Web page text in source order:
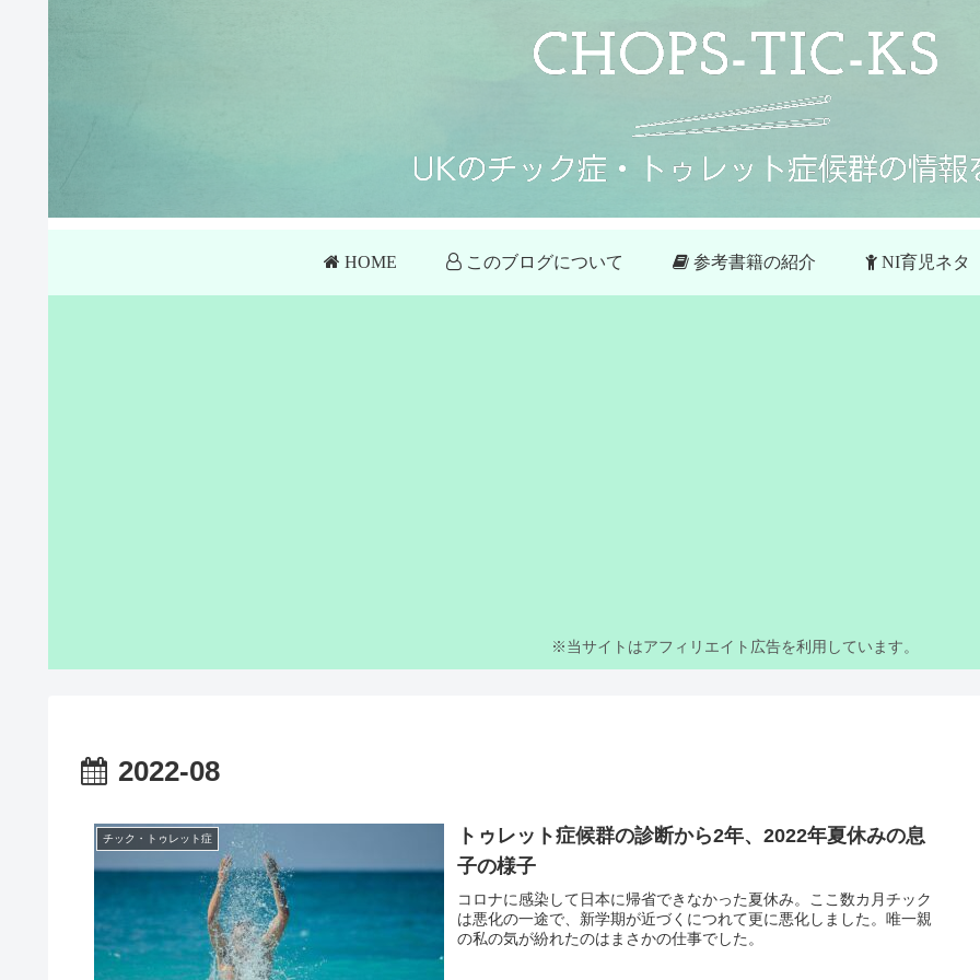
HOME このブログについて 参考書籍の紹介 NI育児ネタ
※当サイトはアフィリエイト広告を利用しています。
2022-08
チック・トゥレット症
トゥレット症候群の診断から2年、2022年夏休みの息
子の様子
コロナに感染して日本に帰省できなかった夏休み。ここ数カ月チック
は悪化の一途で、新学期が近づくにつれて更に悪化しました。唯一親
の私の気が紛れたのはまさかの仕事でした。